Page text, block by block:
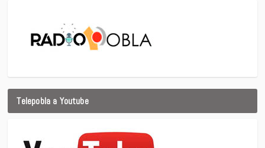
Telepobla a Youtube